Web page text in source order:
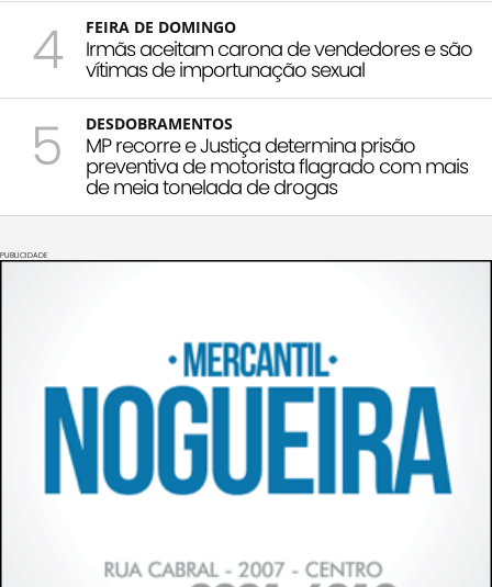
4 FEIRA DE DOMINGO
Irmãs aceitam carona de vendedores e são
vítimas de importunação sexual
5 DESDOBRAMENTOS
MP recorre e Justiça determina prisão
preventiva de motorista flagrado com mais
de meia tonelada de drogas
PUBLICIDADE